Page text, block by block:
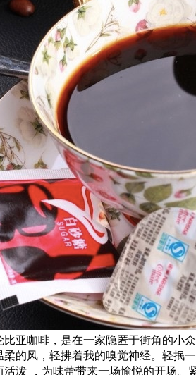
比亚咖啡，是在一家隐匿于街角的小
柔的风，轻拂着我的嗅觉神经。轻抿
活泼 ，为味蕾带来一场愉悦的开场